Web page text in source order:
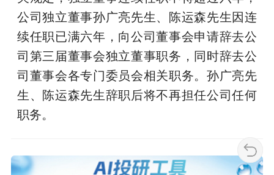
公司独立董事孙广亮先生、陈运森先生因连
续任职已满六年，向公司董事会申请辞去公
司第三届董事会独立董事职务，同时辞去公
司董事会各专门委员会相关职务。孙广亮先
生、陈运森先生辞职后将不再担任公司任何
职务。